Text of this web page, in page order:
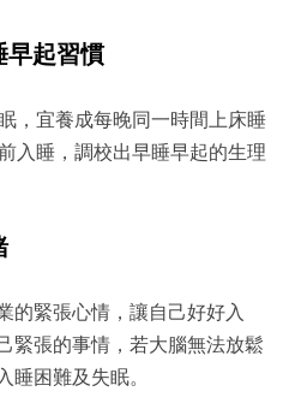
早起習慣
，宜養成每晚同一時間上床睡
入睡，調校出早睡早起的生理
的緊張心情，讓自己好好入
緊張的事情，若大腦無法放鬆
睡困難及失眠。